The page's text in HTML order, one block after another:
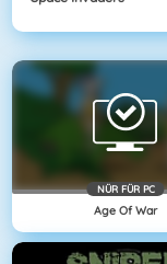
NÜR FÜR PC
Age Of War